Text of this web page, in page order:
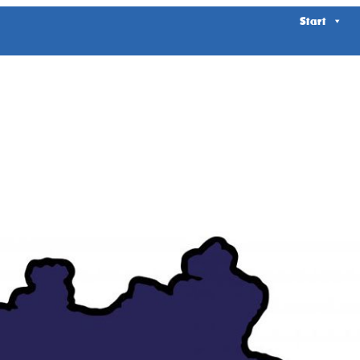
Start